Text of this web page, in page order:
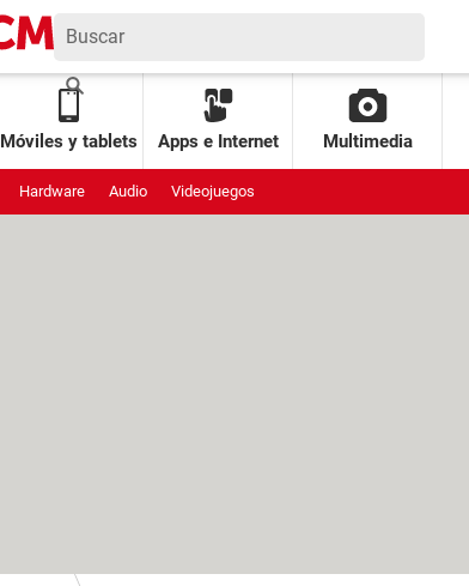
Móviles y tablets Apps e Internet Multimedia
Hardware Audio Videojuegos